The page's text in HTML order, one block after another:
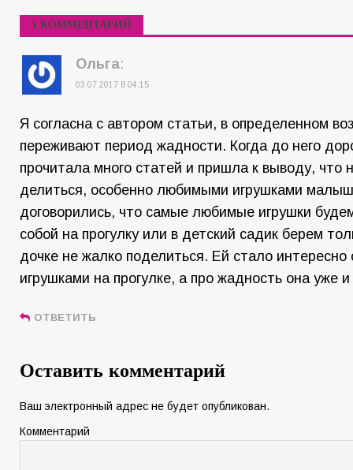
1 КОММЕНТАРИЙ
Ольга:
03.07.2017 В 04:15
Я согласна с автором статьи, в определенном
переживают период жадности. Когда до него
прочитала много статей и пришла к выводу, что
делиться, особенно любимыми игрушками
договорились, что самые любимые игрушки
собой на прогулку или в детский садик берем
дочке не жалко поделиться. Ей стало интересно
игрушками на прогулке, а про жадность она уже
ОТВЕТИТЬ
Оставить комментарий
Ваш электронный адрес не будет опубликован.
Комментарий